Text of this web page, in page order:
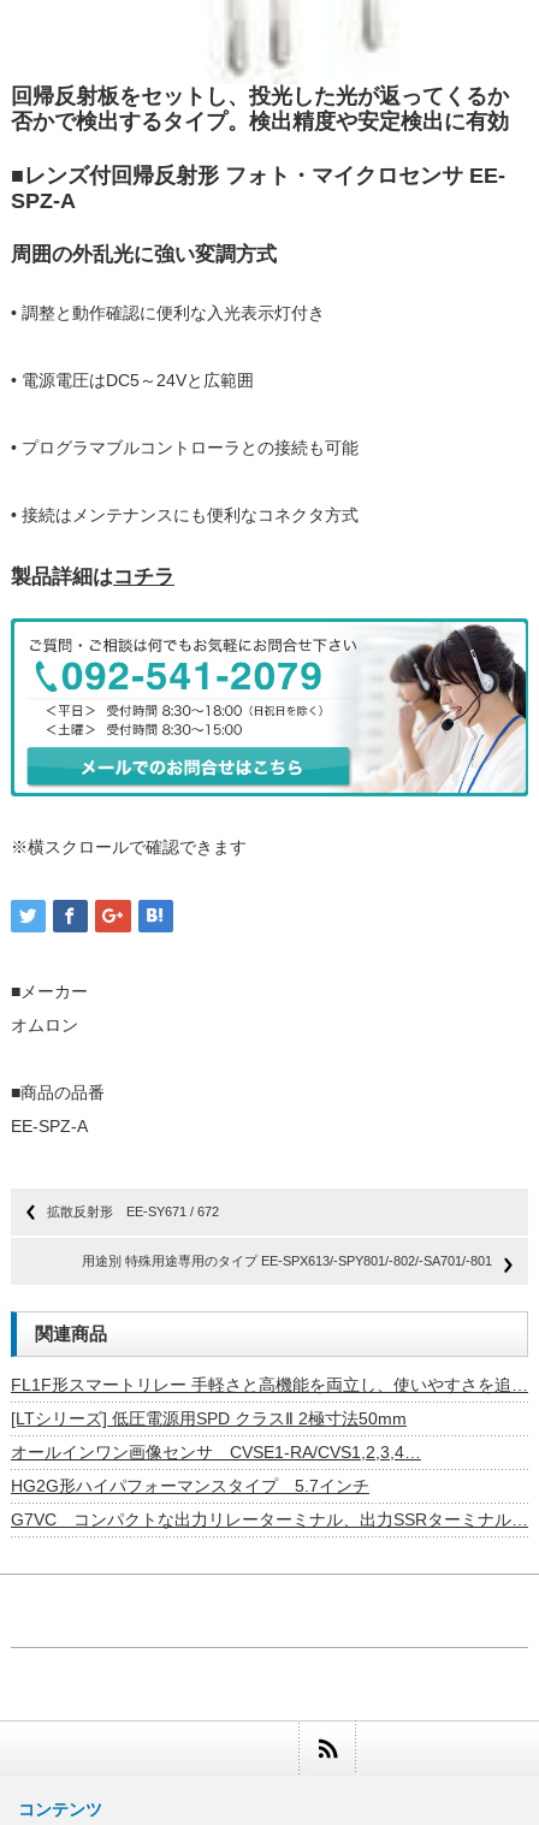
回帰反射板をセットし、投光した光が返ってくるか
否かで検出するタイプ。検出精度や安定検出に有効
■レンズ付回帰反射形 フォト・マイクロセンサ EE-
SPZ-A
周囲の外乱光に強い変調方式
• 調整と動作確認に便利な入光表示灯付き
• 電源電圧はDC5～24Vと広範囲
• プログラマブルコントローラとの接続も可能
• 接続はメンテナンスにも便利なコネクタ方式
製品詳細はコチラ
※横スクロールで確認できます
■メーカー
オムロン
■商品の品番
EE-SPZ-A
拡散反射形 EE-SY671 / 672
用途別 特殊用途専用のタイプ EE-SPX613/-SPY801/-802/-SA701/-801
関連商品
FL1F形スマートリレー 手軽さと高機能を両立し、使いやすさを追…
[LTシリーズ] 低圧電源用SPD クラスⅡ 2極寸法50mm
オールインワン画像センサ CVSE1-RA/CVS1,2,3,4…
HG2G形ハイパフォーマンスタイプ 5.7インチ
G7VC コンパクトな出力リレーターミナル、出力SSRターミナル…
コンテンツ